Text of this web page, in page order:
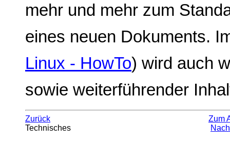
mehr und mehr zum
eines neuen Dokuments.
Linux - HowTo) wird auch
sowie weiterführender
Zurück
Zum
Technisches